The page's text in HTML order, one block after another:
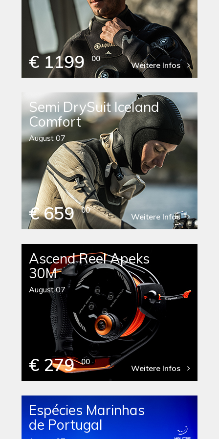
€ 1199 00
Weitere Infos
Semi DrySuit Iceland
Comfort
August 07
€ 659 00
Weitere Infos
Ascend Reel Apeks
30M
August 07
€ 279 00
Weitere Infos
Espécies Marinhas
de Portugal